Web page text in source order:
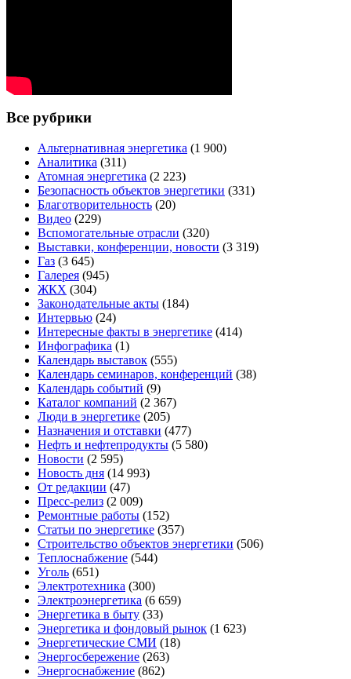
Все рубрики
Альтернативная энергетика (1 900)
Аналитика (311)
Атомная энергетика (2 223)
Безопасность объектов энергетики (331)
Благотворительность (20)
Видео (229)
Вспомогательные отрасли (320)
Выставки, конференции, новости (3 319)
Газ (3 645)
Галерея (945)
ЖКХ (304)
Законодательные акты (184)
Интервью (24)
Интересные факты в энергетике (414)
Инфографика (1)
Календарь выставок (555)
Календарь семинаров, конференций (38)
Календарь событий (9)
Каталог компаний (2 367)
Люди в энергетике (205)
Назначения и отставки (477)
Нефть и нефтепродукты (5 580)
Новости (2 595)
Новость дня (14 993)
От редакции (47)
Пресс-релиз (2 009)
Ремонтные работы (152)
Статьи по энергетике (357)
Строительство объектов энергетики (506)
Теплоснабжение (544)
Уголь (651)
Электротехника (300)
Электроэнергетика (6 659)
Энергетика в быту (33)
Энергетика и фондовый рынок (1 623)
Энергетические СМИ (18)
Энергосбережение (263)
Энергоснабжение (862)